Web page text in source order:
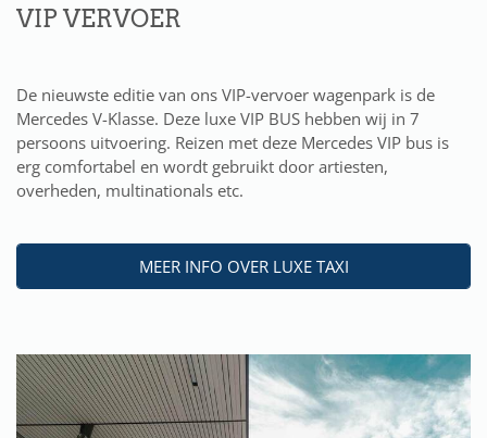
VIP VERVOER
De nieuwste editie van ons VIP-vervoer wagenpark is de
Mercedes V-Klasse. Deze luxe VIP BUS hebben wij in 7
persoons uitvoering. Reizen met deze Mercedes VIP bus is
erg comfortabel en wordt gebruikt door artiesten,
overheden, multinationals etc.
MEER INFO OVER LUXE TAXI